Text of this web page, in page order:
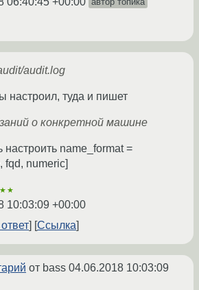
audit.log
настроил, туда и пишет
о конкретной машине
настроить name_format =
fqd, numeric]
10:03:09 +00:00
Ссылка
от bass 04.06.2018 10:03:09